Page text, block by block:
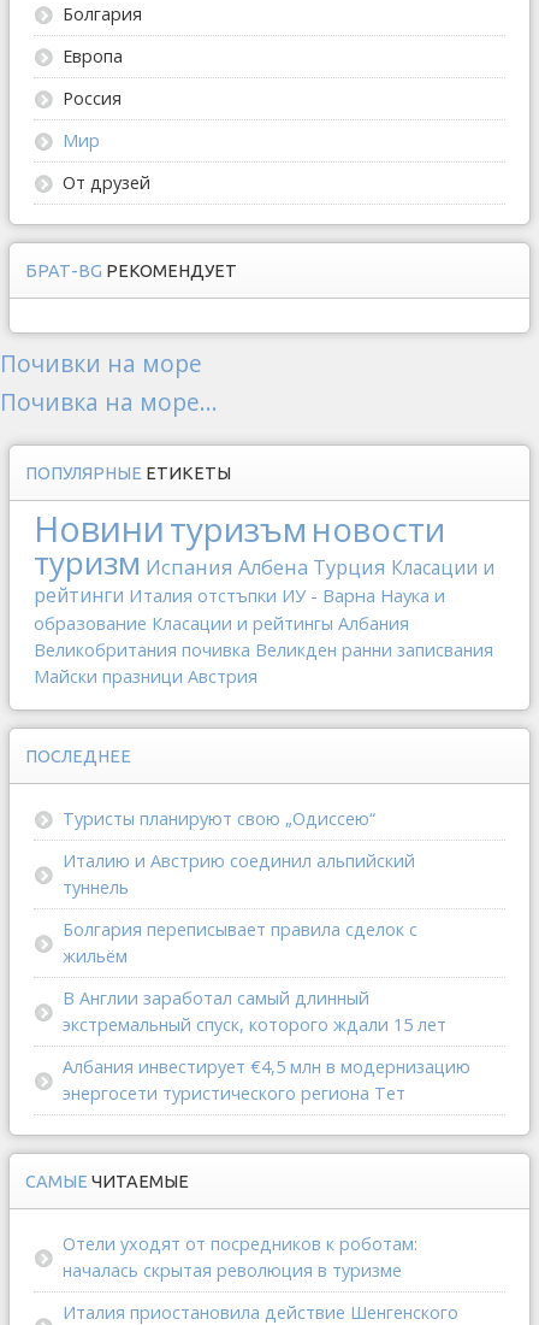
Болгария
Европа
Россия
Мир
От друзей
БРАТ-BG РЕКОМЕНДУЕТ
Почивки на море
Почивка на море...
ПОПУЛЯРНЫЕ ЕТИКЕТЫ
Новинитуризъм новости
туризм Испания Албена Турция Класации и
рейтинги Италия отстъпки ИУ - Варна Наука и
образование Класации и рейтингы Албания
Великобритания почивка Великден ранни записвания
Майски празници Австрия
ПОСЛЕДНЕЕ
Туристы планируют свою „Одиссею“
Италию и Австрию соединил альпийский
туннель
Болгария переписывает правила сделок с
жильём
В Англии заработал самый длинный
экстремальный спуск, которого ждали 15 лет
Албания инвестирует €4,5 млн в модернизацию
энергосети туристического региона Тет
САМЫЕ ЧИТАЕМЫЕ
Отели уходят от посредников к роботам:
началась скрытая революция в туризме
Италия приостановила действие Шенгенского